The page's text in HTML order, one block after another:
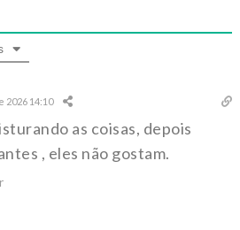
2026 14:10
as coisas, depois
, eles não gostam.